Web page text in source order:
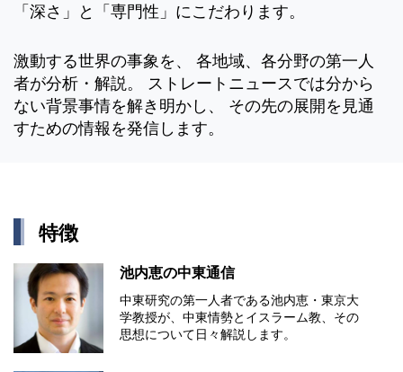
「深さ」と「専門性」にこだわります。
激動する世界の事象を、 各地域、各分野の第一人
者が分析・解説。 ストレートニュースでは分から
ない背景事情を解き明かし、 その先の展開を見通
すための情報を発信します。
特徴
池内恵の中東通信
中東研究の第⼀⼈者である池内恵・東京⼤
学教授が、中東情勢とイスラーム教、その
思想について⽇々解説します。